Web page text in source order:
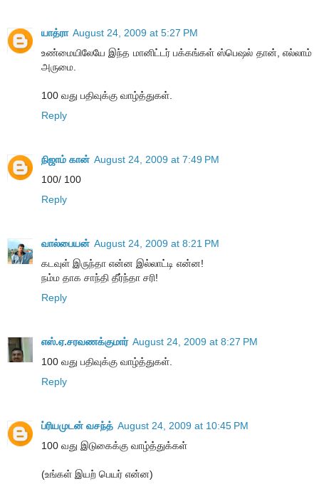
யாத்ரா August 24, 2009 at 5:27 PM
உண்மையிலேயே இந்த மானிட்டர் பக்கங்கள் ஸ்பெஷல் தான், எல்லாம்
அருமை.
100 வது பதிவுக்கு வாழ்த்துகள்.
Reply
நிஜாம் கான் August 24, 2009 at 7:49 PM
100/ 100
Reply
வால்பையன் August 24, 2009 at 8:21 PM
கடவுள் இருந்தா என்ன இல்லாட்டி என்ன!
நம்ம தாக சாந்தி தீர்ந்தா சரி!
Reply
எஸ்.ஏ.சரவணக்குமார் August 24, 2009 at 8:27 PM
100 வது பதிவுக்கு வாழ்த்துகள்.
Reply
ப்ரியமுடன் வசந்த் August 24, 2009 at 10:45 PM
100 வது இடுகைக்கு வாழ்த்துக்கள்
(உங்கள் இயற் பெயர் என்ன)